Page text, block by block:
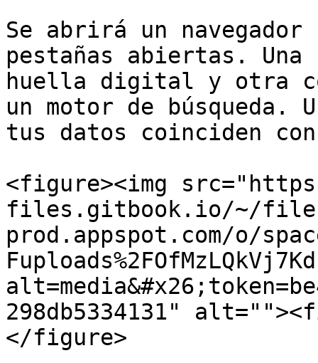
Se abrirá un navegador
pestañas abiertas.
huella digital y otra
un motor de búsqueda.
tus datos coinciden
<figure><img
files.gitbook.io/~/
prod.appspot.com/o/
298db5334131"
</figure>